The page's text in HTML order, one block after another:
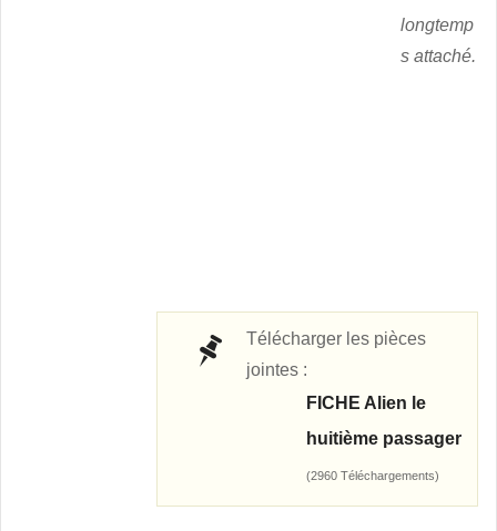
longtemp
s attaché.
Télécharger les pièces
jointes :
FICHE Alien le
huitième passager
(2960 Téléchargements)